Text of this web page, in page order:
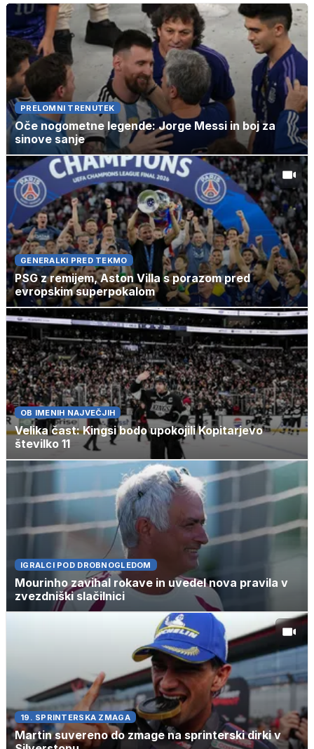
PRELOMNI TRENUTEK
Oče nogometne legende: Jorge Messi in boj za
sinove sanje
GENERALKI PRED TEKMO
PSG z remijem, Aston Villa s porazom pred
evropskim superpokalom
OB IMENIH NAJVEČJIH
Velika čast: Kingsi bodo upokojili Kopitarjevo
številko 11
IGRALCI POD DROBNOGLEDOM
Mourinho zavihal rokave in uvedel nova pravila v
zvezdniški slačilnici
19. SPRINTERSKA ZMAGA
Martin suvereno do zmage na sprinterski dirki v